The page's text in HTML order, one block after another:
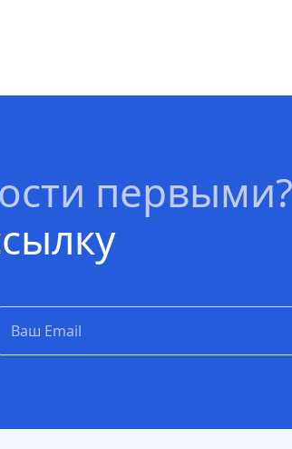
первыми?